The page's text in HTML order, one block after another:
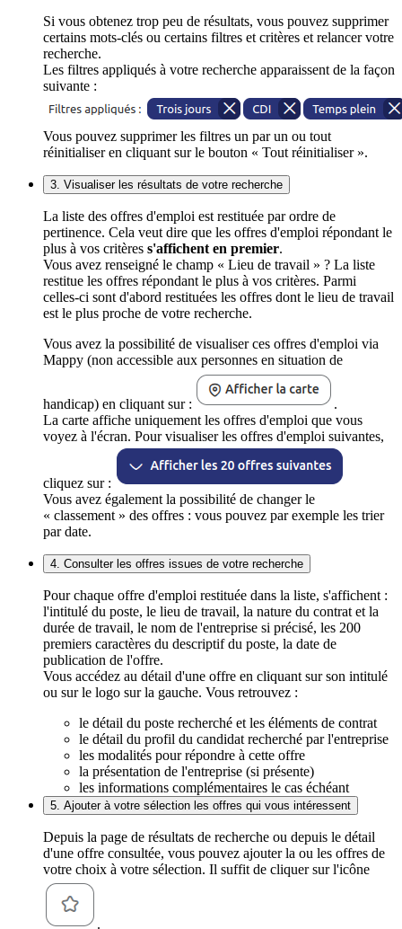
Si vous obtenez trop peu de résultats, vous pouvez supprimer
certains mots-clés ou certains filtres et critères et relancer votre
recherche.
Les filtres appliqués à votre recherche apparaissent de la façon
suivante :
Vous pouvez supprimer les filtres un par un ou tout
réinitialiser en cliquant sur le bouton « Tout réinitialiser ».
3. Visualiser les résultats de votre recherche
La liste des offres d'emploi est restituée par ordre de
pertinence. Cela veut dire que les offres d'emploi répondant le
plus à vos critères s'affichent en premier.
Vous avez renseigné le champ « Lieu de travail » ? La liste
restitue les offres répondant le plus à vos critères. Parmi
celles-ci sont d'abord restituées les offres dont le lieu de travail
est le plus proche de votre recherche.
Vous avez la possibilité de visualiser ces offres d'emploi via
Mappy (non accessible aux personnes en situation de
handicap) en cliquant sur :
.
La carte affiche uniquement les offres d'emploi que vous
voyez à l'écran. Pour visualiser les offres d'emploi suivantes,
cliquez sur :
Vous avez également la possibilité de changer le
« classement » des offres : vous pouvez par exemple les trier
par date.
4. Consulter les offres issues de votre recherche
Pour chaque offre d'emploi restituée dans la liste, s'affichent :
l'intitulé du poste, le lieu de travail, la nature du contrat et la
durée de travail, le nom de l'entreprise si précisé, les 200
premiers caractères du descriptif du poste, la date de
publication de l'offre.
Vous accédez au détail d'une offre en cliquant sur son intitulé
ou sur le logo sur la gauche. Vous retrouvez :
le détail du poste recherché et les éléments de contrat
le détail du profil du candidat recherché par l'entreprise
les modalités pour répondre à cette offre
la présentation de l'entreprise (si présente)
les informations complémentaires le cas échéant
5. Ajouter à votre sélection les offres qui vous intéressent
Depuis la page de résultats de recherche ou depuis le détail
d'une offre consultée, vous pouvez ajouter la ou les offres de
votre choix à votre sélection. Il suffit de cliquer sur l'icône
.